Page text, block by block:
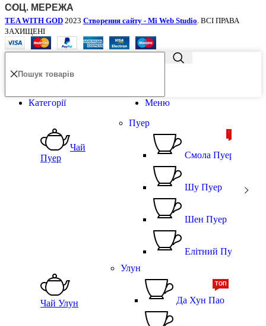
СОЦ. МЕРЕЖА
TEA WITH GOD 2023 Створення сайту - Mi Web Studio . ВСІ ПРАВА
ЗАХИЩЕНІ
Меню
Категорії
Чай
Пуер
Пуер
Смола Пуера
ТОП
Шу Пуер
Шен Пуер
Елітний Пуер
Чай Улун
Улун
Да Хун Пао
ТОП